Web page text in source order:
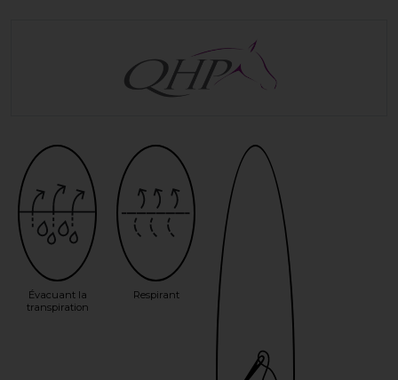
Évacuant la
transpiration
Respirant